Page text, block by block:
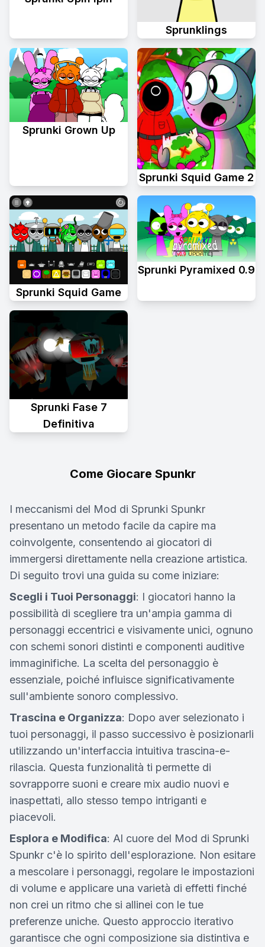
Sprunklings
Sprunki Grown Up
Sprunki Squid Game 2
Sprunki Squid Game
Sprunki Pyramixed 0.9
Sprunki Fase 7
Definitiva
Come Giocare Spunkr
I meccanismi del Mod di Sprunki Spunkr
presentano un metodo facile da capire ma
coinvolgente, consentendo ai giocatori di
immergersi direttamente nella creazione artistica.
Di seguito trovi una guida su come iniziare:
Scegli i Tuoi Personaggi: I giocatori hanno la
possibilità di scegliere tra un'ampia gamma di
personaggi eccentrici e visivamente unici, ognuno
con schemi sonori distinti e componenti auditive
immaginifiche. La scelta del personaggio è
essenziale, poiché influisce significativamente
sull'ambiente sonoro complessivo.
Trascina e Organizza: Dopo aver selezionato i
tuoi personaggi, il passo successivo è posizionarli
utilizzando un'interfaccia intuitiva trascina-e-
rilascia. Questa funzionalità ti permette di
sovrapporre suoni e creare mix audio nuovi e
inaspettati, allo stesso tempo intriganti e
piacevoli.
Esplora e Modifica: Al cuore del Mod di Sprunki
Spunkr c'è lo spirito dell'esplorazione. Non esitare
a mescolare i personaggi, regolare le impostazioni
di volume e applicare una varietà di effetti finché
non crei un ritmo che si allinei con le tue
preferenze uniche. Questo approccio iterativo
garantisce che ogni composizione sia distintiva e